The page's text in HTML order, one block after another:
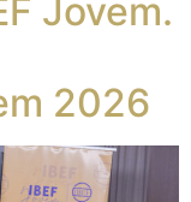
Jovem.
2026